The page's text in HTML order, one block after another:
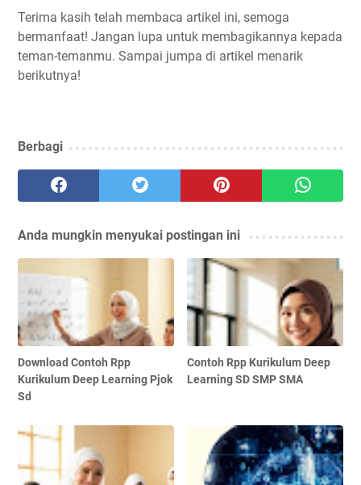
Terima kasih telah membaca artikel ini, semoga
bermanfaat! Jangan lupa untuk membagikannya kepada
teman-temanmu. Sampai jumpa di artikel menarik
berikutnya!
Berbagi
Anda mungkin menyukai postingan ini
Download Contoh Rpp
Kurikulum Deep Learning Pjok
Sd
Contoh Rpp Kurikulum Deep
Learning SD SMP SMA